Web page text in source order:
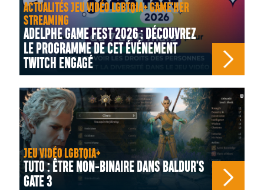
ACTUALITÉS JEU VIDÉO LGBTQIA+ GAME'HER
STREAMING
ADELPHE GAME FEST 2026 : DÉCOUVREZ
LE PROGRAMME DE CET ÉVÉNEMENT
TWITCH ENGAGÉ
JEU VIDÉO LGBTQIA+
TUTO : ÊTRE NON-BINAIRE DANS BALDUR'S
GATE 3